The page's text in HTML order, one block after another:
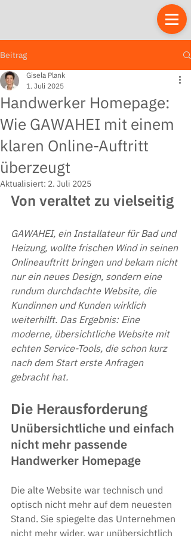
Beitrag
Handwerker Homepage:
Wie GAWAHEI mit einem
klaren Online-Auftritt
überzeugt
Gisela Plank
1. Juli 2025
Aktualisiert: 2. Juli 2025
Von veraltet zu vielseitig
GAWAHEI, ein Installateur für Bad und
Heizung, wollte frischen Wind in seinen
Onlineauftritt bringen und bekam nicht
nur ein neues Design, sondern eine
rundum durchdachte Website, die
Kundinnen und Kunden wirklich
weiterhilft. Das Ergebnis: Eine
moderne, übersichtliche Website mit
echten Service-Tools, die schon kurz
nach dem Start erste Anfragen
gebracht hat.
Die Herausforderung
Unübersichtliche und einfach
nicht mehr passende
Handwerker Homepage
Die alte Website war technisch und
optisch nicht mehr auf dem neuesten
Stand. Sie spiegelte das Unternehmen
nicht mehr wider, war unübersichtlich